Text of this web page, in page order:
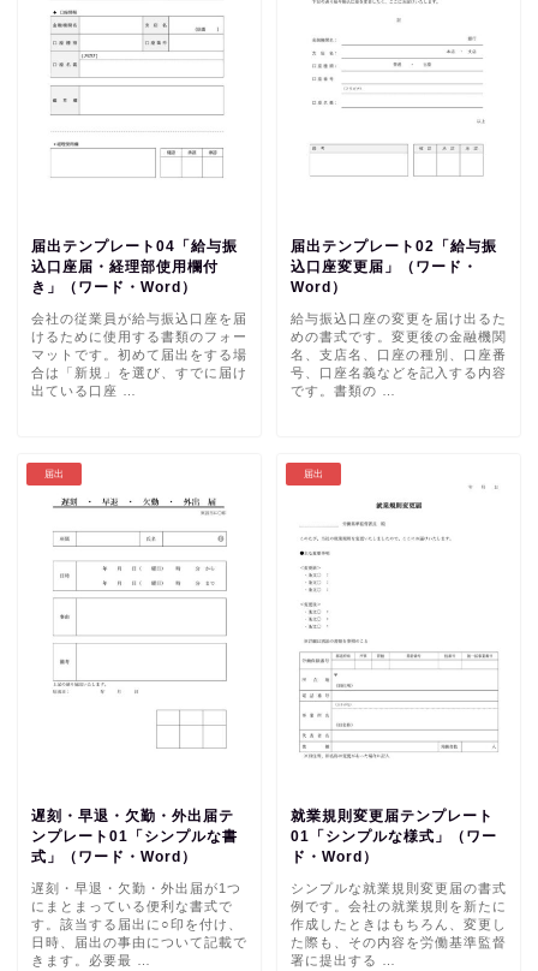
届出テンプレート04「給与振
込口座届・経理部使用欄付
き」（ワード・Word）
会社の従業員が給与振込口座を届
けるために使用する書類のフォー
マットです。初めて届出をする場
合は「新規」を選び、すでに届け
出ている口座 …
届出テンプレート02「給与振
込口座変更届」（ワード・
Word）
給与振込口座の変更を届け出るた
めの書式です。変更後の金融機関
名、支店名、口座の種別、口座番
号、口座名義などを記入する内容
です。書類の …
届出
遅刻・早退・欠勤・外出届テ
ンプレート01「シンプルな書
式」（ワード・Word）
遅刻・早退・欠勤・外出届が1つ
にまとまっている便利な書式で
す。該当する届出に○印を付け、
日時、届出の事由について記載で
きます。必要最 …
届出
就業規則変更届テンプレート
01「シンプルな様式」（ワー
ド・Word）
シンプルな就業規則変更届の書式
例です。会社の就業規則を新たに
作成したときはもちろん、変更し
た際も、その内容を労働基準監督
署に提出する …